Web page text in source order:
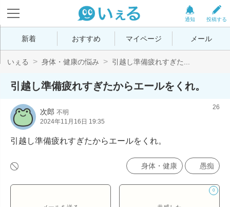
投稿する
通知
新着 おすすめ マイページ メール
いぇる 身体・健康の悩み 引越し準備疲れすぎた...
引越し準備疲れすぎたからエールをくれ。
次郎 不明
2024年11月16日 19:35
26
引越し準備疲れすぎたからエールをくれ。
身体・健康 愚痴
0